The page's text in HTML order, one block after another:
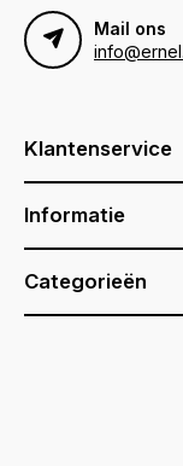
Mail ons
Klantenservice
Informatie
Categorieën